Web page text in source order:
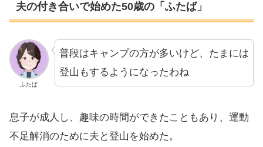
夫の付き合いで始めた50歳の「ふたば」
ふたば
普段はキャンプの方が多いけど、たまには
登山もするようになったわね
息子が成人し、趣味の時間ができたこともあり、運動
不足解消のために夫と登山を始めた。